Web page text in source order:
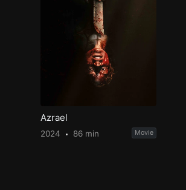
Azrael
2024 86 min Movie